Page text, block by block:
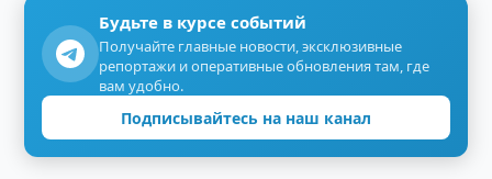
Будьте в курсе событий
Получайте главные новости, эксклюзивные
репортажи и оперативные обновления там, где
вам удобно.
Подписывайтесь на наш канал